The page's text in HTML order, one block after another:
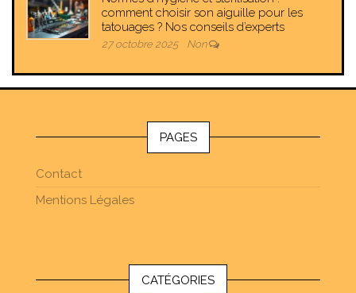
comment choisir son aiguille pour les
tatouages ? Nos conseils d’experts
27 octobre 2025 Non
PAGES
Contact
Mentions Légales
CATÉGORIES